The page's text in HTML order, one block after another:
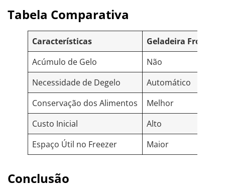
Tabela Comparativa
Características
Geladeira Frost
Acúmulo de Gelo
Não
Necessidade de Degelo
Automático
Conservação dos Alimentos
Melhor
Custo Inicial
Alto
Espaço Útil no Freezer
Maior
Conclusão